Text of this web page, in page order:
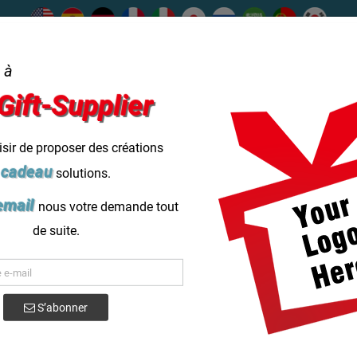
Kategorie Prestations de service
★★★★★
Coffret
camping
Chaise pliante sur mesure
Faites l'expérience du confort et de la personnalisation
à
Supplier
de proposer des créations
cadeausolutions.
nous votre demande tout
de suite.
S’abonner